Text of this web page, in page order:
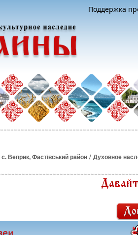
Поддержка
с. Веприк, Фастівський район / Духовное